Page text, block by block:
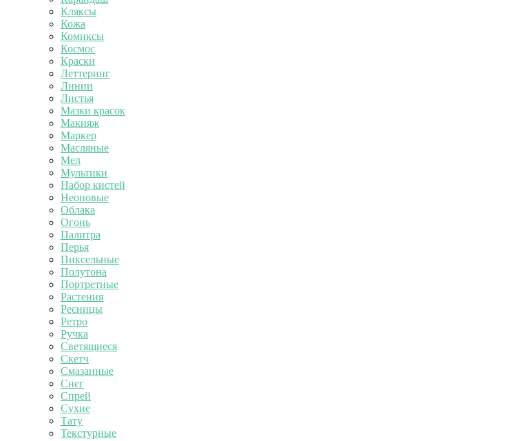
Кляксы
Кожа
Комиксы
Космос
Краски
Леттеринг
Линии
Листья
Мазки красок
Макияж
Маркер
Масляные
Мел
Мультики
Набор кистей
Неоновые
Облака
Огонь
Палитра
Перья
Пиксельные
Полутона
Портретные
Растения
Ресницы
Ретро
Ручка
Светящиеся
Скетч
Смазанные
Снег
Спрей
Сухие
Тату
Текстурные